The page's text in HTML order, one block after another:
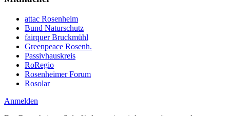
attac Rosenheim
Bund Naturschutz
fairquer Bruckmühl
Greenpeace Rosenh.
Passivhauskreis
RoRegio
Rosenheimer Forum
Rosolar
Anmelden